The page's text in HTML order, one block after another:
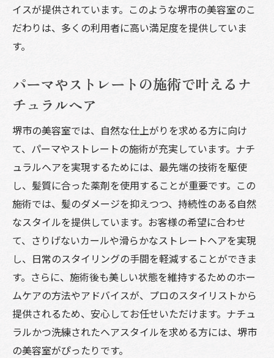
イスが提供されています。このような堺市の美容室のこ
だわりは、多くの利用者に高い満足度を提供していま
す。
パーマやストレートの施術で叶えるナ
チュラルヘア
堺市の美容室では、自然な仕上がりを求める方に向け
て、パーマやストレートの施術が充実しています。ナチ
ュラルヘアを実現するためには、最先端の技術を駆使
し、髪質に合った薬剤を使用することが重要です。この
施術では、髪のダメージを抑えつつ、持続性のある自然
なスタイルを提供しています。お客様の希望に合わせ
て、さりげないカールや滑らかなストレートヘアを実現
し、日常のスタイリングの手間を軽減することができま
す。さらに、施術後も美しい状態を維持するためのホー
ムケアの方法やアドバイスが、プロのスタイリストから
提供されるため、安心してお任せいただけます。ナチュ
ラルかつ洗練されたヘアスタイルを求める方には、堺市
の美容室がぴったりです。